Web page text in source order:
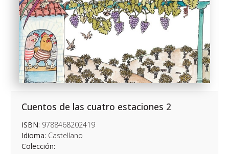
Cuentos de las cuatro estaciones 2
ISBN: 9788468202419
Idioma: Castellano
Colección: